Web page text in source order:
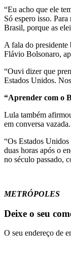
“Eu acho que ele
Só espero isso.
Brasil, porque as
A fala do presidente
Flávio Bolsonaro,
“Ouvi dizer que
Estados Unidos.
“Aprender com o
Lula também
em conversa vazada.
“Os Estados
duas horas após o
no século passado,
METRÓPOLES
Deixe o seu
O seu endereço de